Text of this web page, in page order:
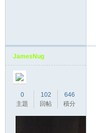
JamesNug
0
主題
102
回帖
646
積分